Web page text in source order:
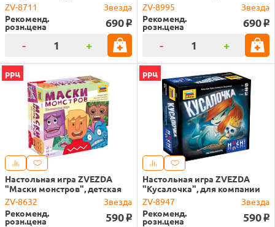
ZV-8711
Звезда
Рекоменд.
розн.цена 690 o
- +
ZV-8995
Звезда
Рекоменд.
розн.цена 690 o
- +
ррц
Настольная игра ZVEZDA
"Маски монстров", детская
ZV-8632
Звезда
Рекоменд.
розн.цена 590 o
ррц
Настольная игра ZVEZDA
"Кусалочка", для компании
ZV-8947
Звезда
Рекоменд.
розн.цена 590 o